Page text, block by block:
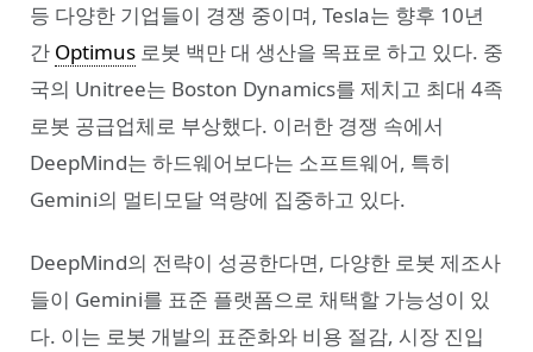
등 다양한 기업들이 경쟁 중이며, Tesla는 향후 10년
간 Optimus 로봇 백만 대 생산을 목표로 하고 있다. 중
국의 Unitree는 Boston Dynamics를 제치고 최대 4족
로봇 공급업체로 부상했다. 이러한 경쟁 속에서
DeepMind는 하드웨어보다는 소프트웨어, 특히
Gemini의 멀티모달 역량에 집중하고 있다.
DeepMind의 전략이 성공한다면, 다양한 로봇 제조사
들이 Gemini를 표준 플랫폼으로 채택할 가능성이 있
다. 이는 로봇 개발의 표준화와 비용 절감, 시장 진입